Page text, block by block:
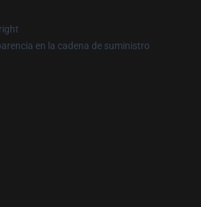
en la cadena de suministro